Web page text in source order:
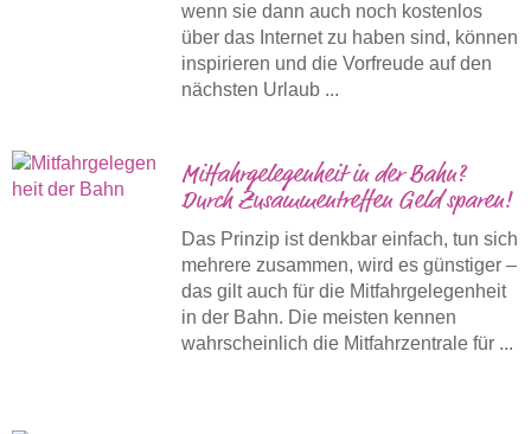
wenn sie dann auch noch kostenlos
über das Internet zu haben sind, können
inspirieren und die Vorfreude auf den
nächsten Urlaub ...
Mitfahrgelegenheit in der Bahn?
Durch Zusammentreffen Geld sparen!
Das Prinzip ist denkbar einfach, tun sich
mehrere zusammen, wird es günstiger –
das gilt auch für die Mitfahrgelegenheit
in der Bahn. Die meisten kennen
wahrscheinlich die Mitfahrzentrale für ...